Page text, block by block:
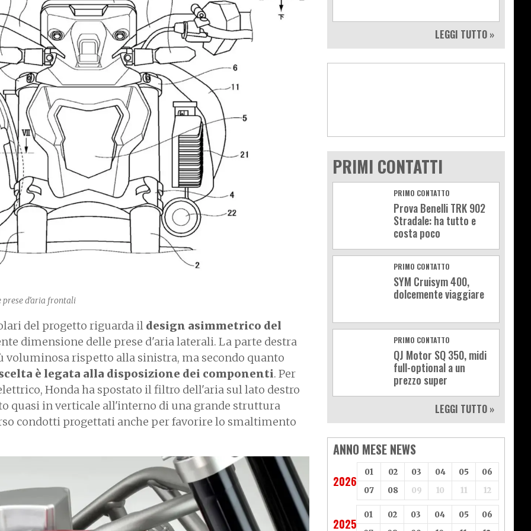
d'aria frontali
del progetto riguarda il design asimmetrico del
dimensione delle prese d'aria laterali. La parte destra
rispetto alla sinistra, ma secondo quanto
è legata alla disposizione dei componenti. Per
Honda ha spostato il filtro dell'aria sul lato destro
quasi in verticale all'interno di una grande struttura
condotti progettati anche per favorire lo smaltimento
LEGGI TUTTO »
PRIMI CONTATTI
PRIMO CONTATTO
Prova Benelli TRK 902
Stradale: ha tutto e
costa poco
PRIMO CONTATTO
SYM Cruisym 400,
dolcemente viaggiare
PRIMO CONTATTO
QJ Motor SQ 350, midi
full-optional a un
prezzo super
LEGGI TUTTO »
ANNO MESE NEWS
2026
01 02 03 04 05
06
07
08 09 10 11 12
2025
01 02 03 04 05
06